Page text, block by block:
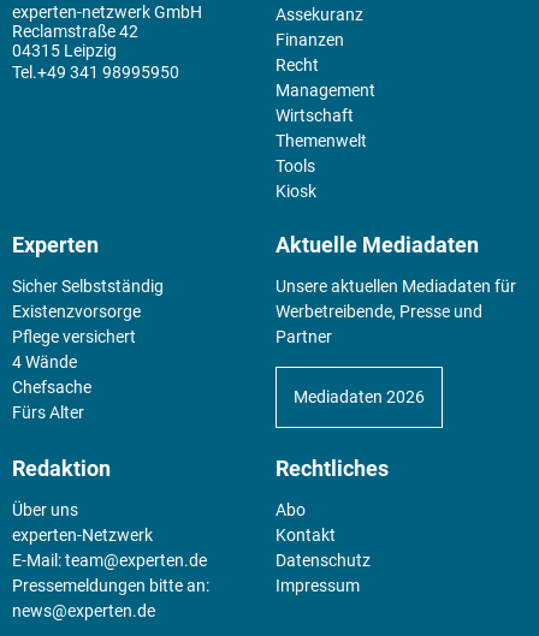
experten-netzwerk GmbH
Reclamstraße 42
04315 Leipzig
+49 341 98995950
Assekuranz
Finanzen
Recht
Management
Wirtschaft
Themenwelt
Tools
Kiosk
Experten
Sicher Selbstständig
Existenz­vorsorge
Pflege versichert
4 Wände
Chefsache
Fürs Alter
Aktuelle Mediadaten
Unsere aktuellen Mediadaten für
Werbetreibende, Presse und
Partner
Mediadaten 2026
Redaktion
Über uns
experten-Netzwerk
E-Mail:team@experten.de
Pressemeldungen bitte an:
news@experten.de
Rechtliches
Abo
Kontakt
Datenschutz
Impressum